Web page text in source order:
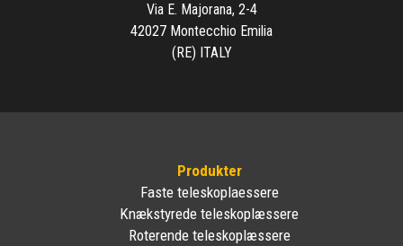
Via E. Majorana, 2-4
42027 Montecchio Emilia
(RE) ITALY
Produkter
Faste teleskoplaessere
Knækstyrede teleskoplæssere
Roterende teleskoplæssere